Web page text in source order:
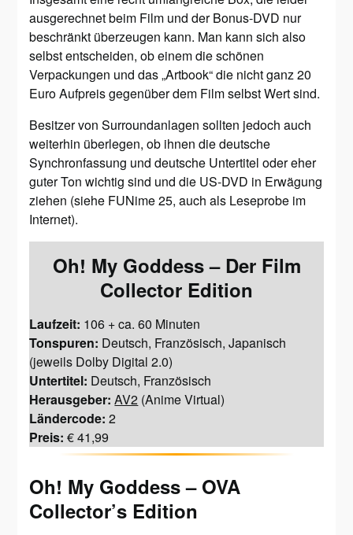
ausgerechnet beim Film und der Bonus-DVD nur
beschränkt überzeugen kann. Man kann sich also
selbst entscheiden, ob einem die schönen
Verpackungen und das „Artbook“ die nicht ganz 20
Euro Aufpreis gegenüber dem Film selbst Wert sind.
Besitzer von Surroundanlagen sollten jedoch auch
weiterhin überlegen, ob ihnen die deutsche
Synchronfassung und deutsche Untertitel oder eher
guter Ton wichtig sind und die US-DVD in Erwägung
ziehen (siehe FUNime 25, auch als Leseprobe im
Internet).
Oh! My Goddess – Der Film
Collector Edition
Laufzeit: 106 + ca. 60 Minuten
Tonspuren: Deutsch, Französisch, Japanisch
(jeweils Dolby Digital 2.0)
Untertitel: Deutsch, Französisch
Herausgeber: AV2 (Anime Virtual)
Ländercode: 2
Preis: € 41,99
Oh! My Goddess – OVA
Collector’s Edition